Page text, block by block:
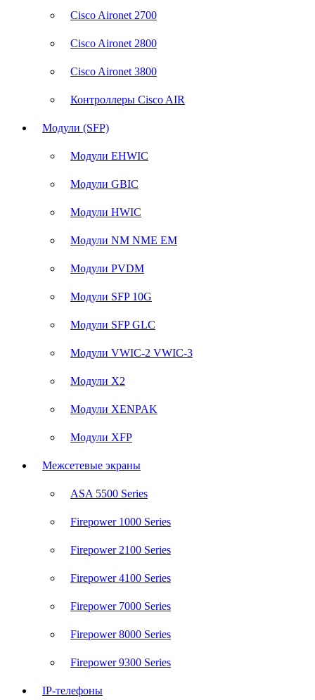
Cisco Aironet 2700
Cisco Aironet 2800
Cisco Aironet 3800
Контроллеры Cisco AIR
Модули (SFP)
Модули EHWIC
Модули GBIC
Модули HWIC
Модули NM NME EM
Модули PVDM
Модули SFP 10G
Модули SFP GLC
Модули VWIC-2 VWIC-3
Модули X2
Модули XENPAK
Модули XFP
Межсетевые экраны
ASA 5500 Series
Firepower 1000 Series
Firepower 2100 Series
Firepower 4100 Series
Firepower 7000 Series
Firepower 8000 Series
Firepower 9300 Series
IP-телефоны